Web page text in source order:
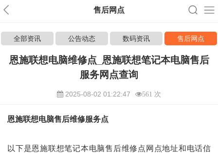
售后网点
全部资讯 公告动态 数码资讯 售后网点
恩施联想电脑维修点_恩施联想笔记本电脑售后
服务网点查询
2025-08-02 01:22:47 561 次
恩施联想电脑售后维修服务点
以下是恩施联想笔记本电脑售后维修点网点地址和电话信